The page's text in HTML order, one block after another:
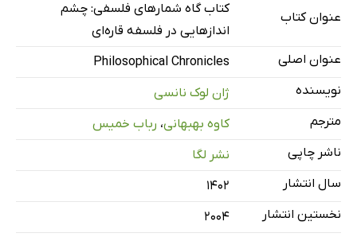
عنوان کتاب
کتاب گاه شمارهای فلسفی: چشم
اندازهایی در فلسفه قاره‌ای
عنوان اصلی
Philosophical Chronicles
نویسنده
ژان لوک نانسی
مترجم
کاوه بهبهانی، رباب خمیس
ناشر چاپی
نشر لگا
سال انتشار
۱۴۰۲
نخستین انتشار
2004